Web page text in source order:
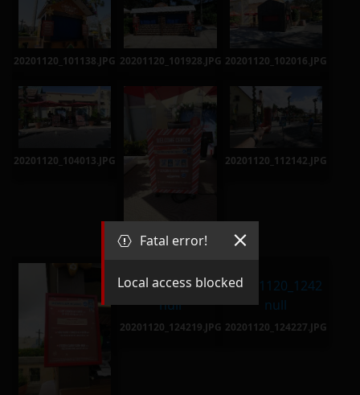
20201120_101138.JPG 20201120_101928.JPG 20201120_102016.JPG
20201120_104013.JPG
20201120_112125.JPG
20201120_112142.JPG
20201120_124219.JPG 20201120_124227.JPG
Fatal error!
Local access blocked